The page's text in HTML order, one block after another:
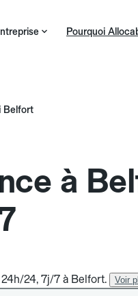
Pourquoi
Belfort
à
24, 7j/7 à Belfort. Voir